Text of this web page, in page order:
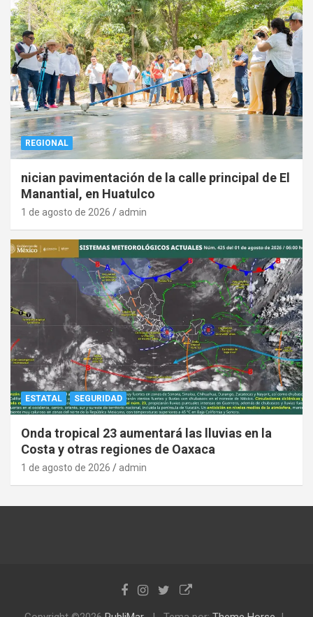
REGIONAL
nician pavimentación de la calle principal de El
Manantial, en Huatulco
1 de agosto de 2026 admin
ESTATAL SEGURIDAD
Onda tropical 23 aumentará las lluvias en la
Costa y otras regiones de Oaxaca
1 de agosto de 2026 admin